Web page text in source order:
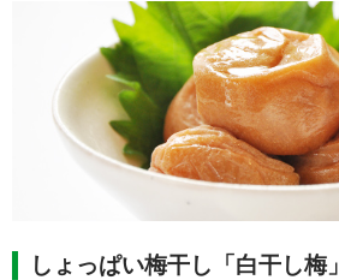
しょっぱい梅干し「白干し梅」